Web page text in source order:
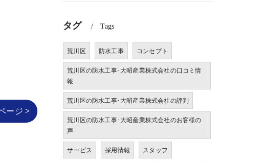
ージ >
タグ Tags
荒川区 防水工事 コンセプト
荒川区の防水工事･大昭産業株式会社の口コミ情
報
荒川区の防水工事･大昭産業株式会社の評判
荒川区の防水工事･大昭産業株式会社のお客様の
声
サービス 採用情報 スタッフ